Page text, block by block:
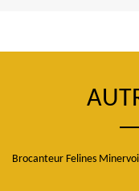
Brocanteur Felines